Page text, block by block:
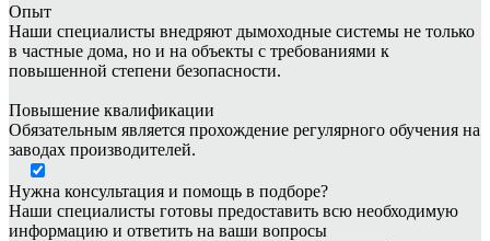
Опыт
Наши специалисты внедряют дымоходные системы не только
в частные дома, но и на объекты с требованиями к
повышенной степени безопасности.
Повышение квалификации
Обязательным является прохождение регулярного обучения на
заводах производителей.
Нужна консультация и помощь в подборе?
Наши специалисты готовы предоставить всю необходимую
информацию и ответить на ваши вопросы